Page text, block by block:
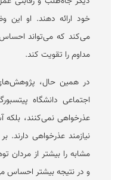
خود ارائه دهند. او این
می‌کند که می‌تواند
مداوم را تقویت کند.
در همین حال،
اجتماعی دانشگاه
عذرخواهی نمی‌کنند، بلکه
نیازمند عذرخواهی دارند.
مشابه را بیشتر از مردان
و در نتیجه بیشتر احساس